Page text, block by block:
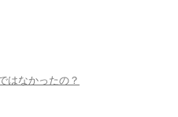
はなかったの？